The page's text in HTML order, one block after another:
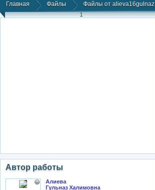
Главная Файлы Файлы от alieva16gulnaz
1
Автор работы
Алиева
Гульназ Халимовна